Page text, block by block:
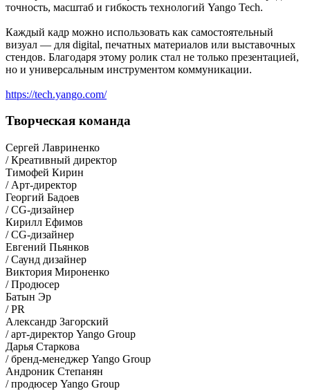
точность, масштаб и гибкость технологий Yango Tech.
Каждый кадр можно использовать как самостоятельный
визуал — для digital, печатных материалов или выставочных
стендов. Благодаря этому ролик стал не только презентацией,
но и универсальным инструментом коммуникации.
https://tech.yango.com/
Творческая команда
Сергей Лавриненко
/ Креативный директор
Тимофей Кирин
/ Арт-директор
Георгий Бадоев
/ CG-дизайнер
Кирилл Ефимов
/ CG-дизайнер
Евгений Пьянков
/ Саунд дизайнер
Виктория Мироненко
/ Продюсер
Батын Эр
/ PR
Александр Загорский
/ арт-директор Yango Group
Дарья Старкова
/ бренд-менеджер Yango Group
Андроник Степанян
/ продюсер Yango Group